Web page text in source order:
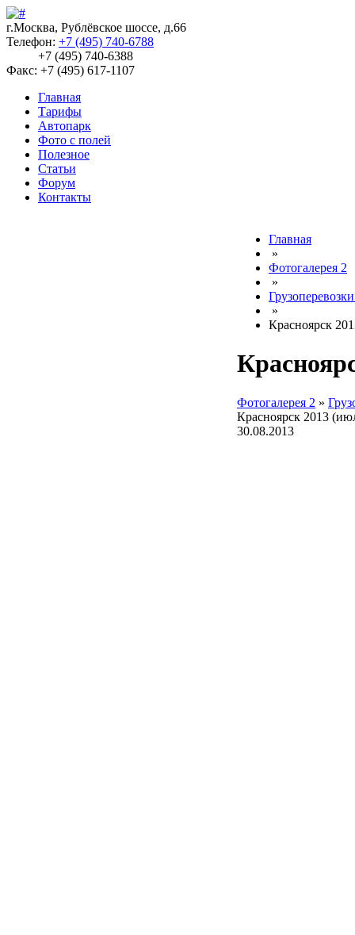
г.Москва, Рублёвское шоссе, д.66
Телефон: +7 (495) 740-6788
+7 (495) 740-6388
Факс: +7 (495) 617-1107
Главная
Тарифы
Автопарк
Фото с полей
Полезное
Статьи
Форум
Контакты
Главная
»
Фотогалерея 2
»
»
Красноярск
Фотогалерея 2 »
Красноярск 2013
30.08.2013